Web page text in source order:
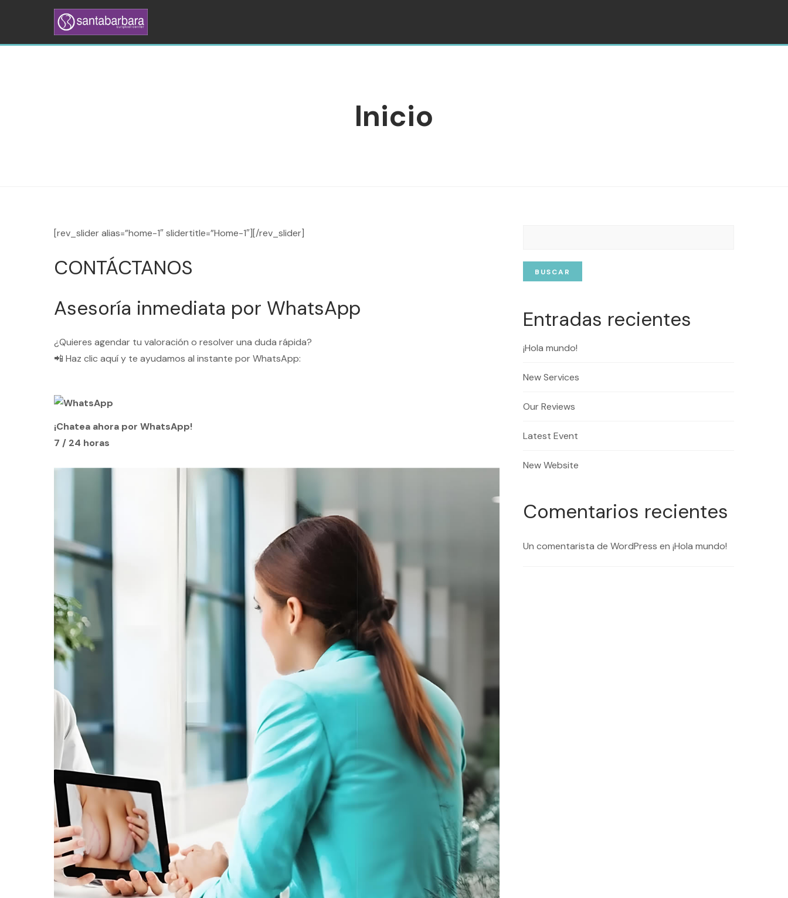
Inicio
[rev_slider alias=”home-1″ slidertitle=”Home-1″][/rev_slider]
CONTÁCTANOS
Asesoría inmediata por WhatsApp
¿Quieres agendar tu valoración o resolver una duda rápida?
📲 Haz clic aquí y te ayudamos al instante por WhatsApp:
¡Chatea ahora por WhatsApp!
7 / 24 horas
BUSCAR
Entradas recientes
¡Hola mundo!
New Services
Our Reviews
Latest Event
New Website
Comentarios recientes
Un comentarista de WordPress en ¡Hola mundo!